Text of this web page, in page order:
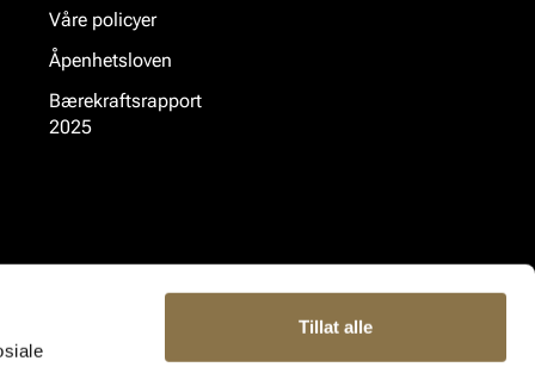
Tillat alle
Våre policyer
Åpenhetsloven
Bærekraftsrapport
2025